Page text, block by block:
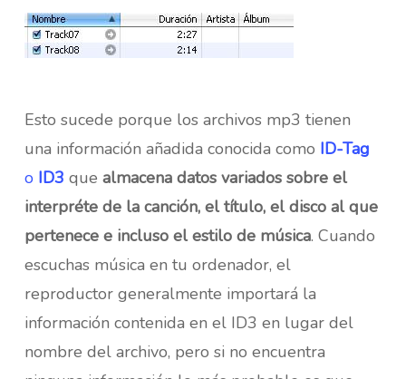
Esto sucede porque los archivos mp3 tienen
una información añadida conocida como ID-Tag
o ID3 que almacena datos variados sobre el
interpréte de la canción, el título, el disco al que
pertenece e incluso el estilo de música. Cuando
escuchas música en tu ordenador, el
reproductor generalmente importará la
información contenida en el ID3 en lugar del
nombre del archivo, pero si no encuentra